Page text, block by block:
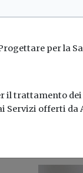
per la
il trattamento
Servizi offerti da